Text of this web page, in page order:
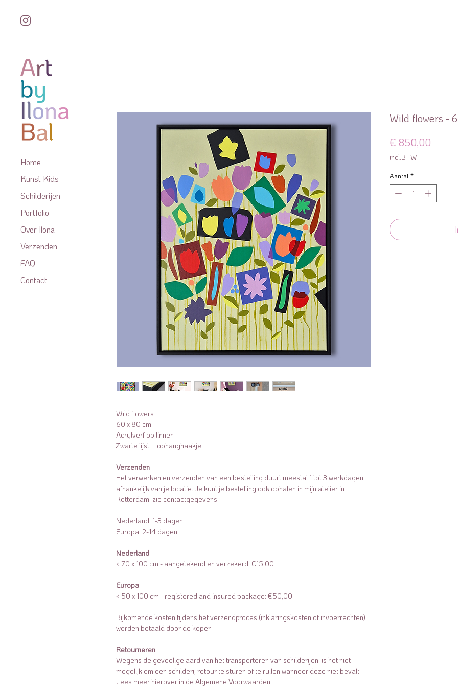
Home
Kunst Kids
Schilderijen
Portfolio
Over Ilona
Verzenden
FAQ
Contact
Wild flowers
60 x 80 cm
Acrylverf op linnen
Zwarte lijst + ophanghaakje
Verzenden
Het verwerken en verzenden van een bestelling duurt meestal 1 tot 3 werkdagen,
afhankelijk van je locatie. Je kunt je bestelling ook ophalen in mijn atelier in
Rotterdam, zie contactgegevens.
Nederland: 1-3 dagen
Europa: 2-14 dagen
Nederland
< 70 x 100 cm - aangetekend en verzekerd: €15,00
Europa
< 50 x 100 cm - registered and insured package: €50,00
Bijkomende kosten tijdens het verzendproces (inklaringskosten of invoerrechten)
worden betaald door de koper.
Retourneren
Wegens de gevoelige aard van het transporteren van schilderijen, is het niet
mogelijk om een schilderij retour te sturen of te ruilen wanneer deze niet bevalt.​
Lees meer hierover in de Algemene Voorwaarden.
Wild flowers -
€ 850,00
incl.BTW
Aantal *